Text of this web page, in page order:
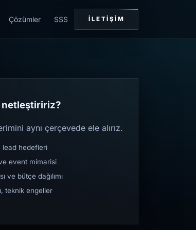
Çözümler SSS İLETIŞIM
netleştiririz?
aynı çerçevede ele alırız.
lead hedefleri
event mimarisi
ve bütçe dağılımı
teknik engeller